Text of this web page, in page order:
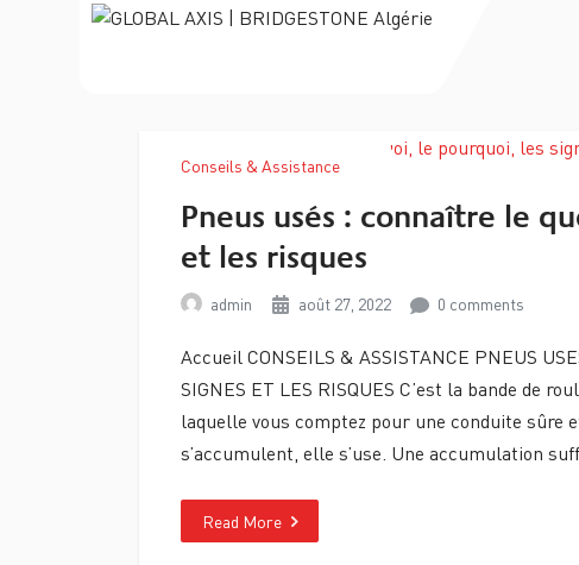
Conseils & Assistance
Pneus usés : connaître le
et les risques
admin août 27, 2022 0 comments
Accueil CONSEILS & ASSISTANCE PNEUS
SIGNES ET LES RISQUES C’est la bande de
laquelle vous comptez pour une conduite
s’accumulent, elle s’use. Une accumulation
Read More